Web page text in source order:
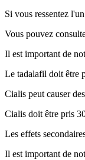
Si vous ressentez
Vous pouvez
Il est important de
Le tadalafil doit être
Cialis peut causer
Cialis doit être pris
Les effets
Il est important de